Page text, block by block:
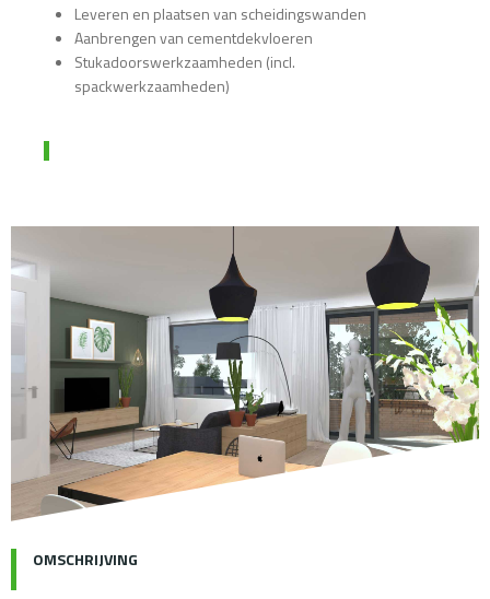
Leveren en plaatsen van scheidingswanden
Aanbrengen van cementdekvloeren
Stukadoorswerkzaamheden (incl.
spackwerkzaamheden)
OMSCHRIJVING